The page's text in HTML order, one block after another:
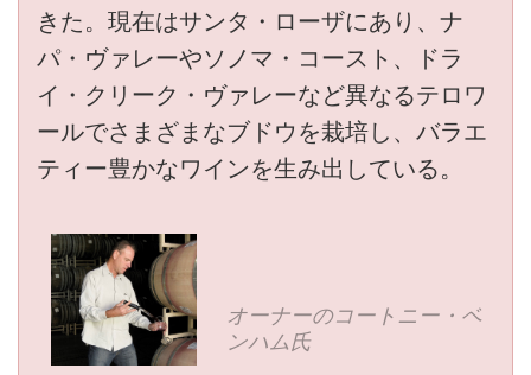
きた。現在はサンタ・ローザにあり、ナ
パ・ヴァレーやソノマ・コースト、ドラ
イ・クリーク・ヴァレーなど異なるテロワ
ールでさまざまなブドウを栽培し、バラエ
ティー豊かなワインを生み出している。
オーナーのコートニー・ベ
ンハム氏